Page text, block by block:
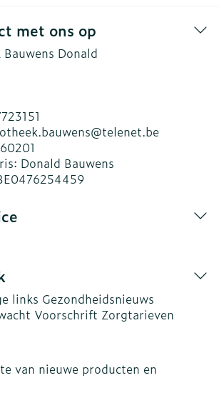
met ons op
Donald
telenet.be
Donald Bauwens
links Gezondheidsnieuws
Voorschrift Zorgtarieven
van nieuwe producten en